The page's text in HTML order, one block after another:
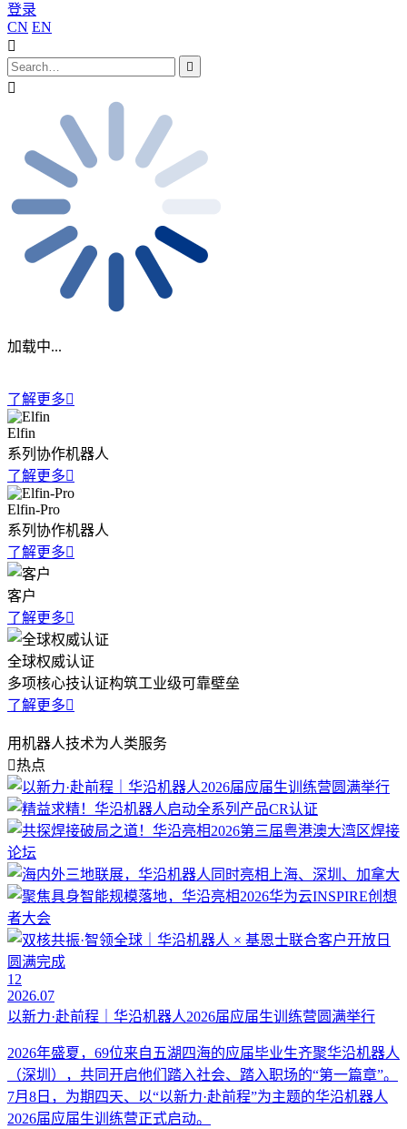
登录
CN EN
加载中...
了解更多
Elfin
系列协作机器人
了解更多
Elfin-Pro
系列协作机器人
了解更多
客户
了解更多
全球权威认证
多项核心技认证构筑工业级可靠壁垒
了解更多
用机器人技术为人类服务
热点
12
2026.07
以新力·赴前程｜华沿机器人2026届应届生训练营圆满举行
2026年盛夏，69位来自五湖四海的应届毕业生齐聚华沿机器人
（深圳），共同开启他们踏入社会、踏入职场的“第一篇章”。
7月8日，为期四天、以“以新力·赴前程”为主题的华沿机器人
2026届应届生训练营正式启动。